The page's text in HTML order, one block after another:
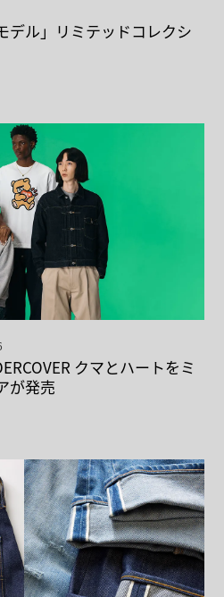
デル」リミテッドコレクシ
クマとハートをミ
が発売